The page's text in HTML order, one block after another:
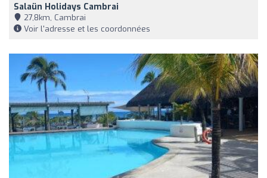
Salaün Holidays Cambrai
27,8km, Cambrai
Voir l'adresse et les coordonnées